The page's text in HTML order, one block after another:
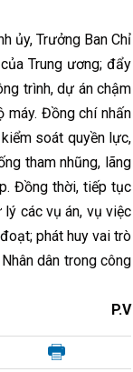
ủy, Trưởng Ban Chỉ
Trung ương; đẩy
trình, dự án chậm
Đồng chí nhấn
soát quyền lực,
tham nhũng, lãng
Đồng thời, tiếp tục
các vụ án, vụ việc
phát huy vai trò
dân trong công